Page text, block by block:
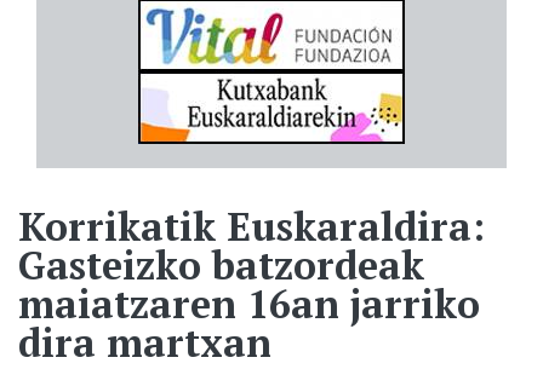
Korrikatik Euskaraldira:
Gasteizko batzordeak
maiatzaren 16an jarriko
dira martxan